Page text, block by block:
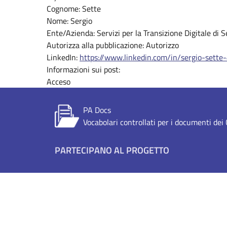
Cognome:Sette
Nome:Sergio
Ente/Azienda:Servizi per la Transizione Digitale di
Autorizza alla pubblicazione:Autorizzo
LinkedIn: https://www.linkedin.com/in/sergio-
Informazioni sui post:
Acceso
PA Docs
Vocabolari controllati per i documenti dei
Footer menu
PARTECIPANO AL PROGETTO